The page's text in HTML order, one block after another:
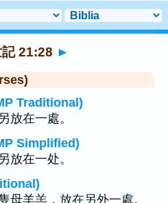
21:28 ►
Traditional)
放在一處。
Simplified)
放在一处。
母羊羔，放在另外一處。